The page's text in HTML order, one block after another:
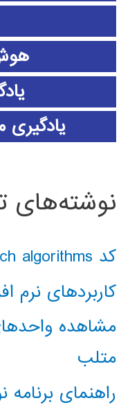
یادگیری
نوشته‌های
کد classical AI search algorithms
کاربردهای نرم
مشاهده
متلب
راهنمای